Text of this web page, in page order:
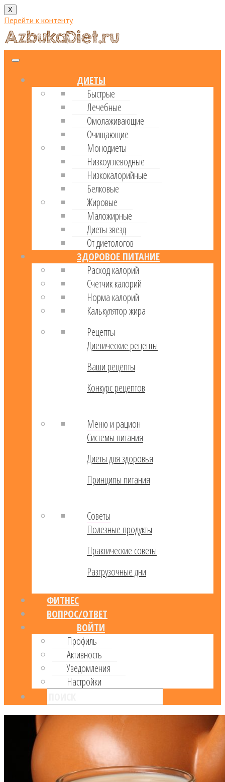
X
Перейти к контенту
ДИЕТЫ
Быстрые
Лечебные
Омолаживающие
Очищающие
Монодиеты
Низкоуглеводные
Низкокалорийные
Белковые
Жировые
Маложирные
Диеты звезд
От диетологов
ЗДОРОВОЕ ПИТАНИЕ
Расход калорий
Cчетчик калорий
Норма калорий
Калькулятор жира
Рецепты
Диетические рецепты
Ваши рецепты
Конкурс рецептов
Меню и рацион
Системы питания
Диеты для здоровья
Принципы питания
Советы
Полезные продукты
Практические советы
Разгрузочные дни
ФИТНЕС
ВОПРОС/ОТВЕТ
ВОЙТИ
Профиль
Активность
Уведомления
Настройки